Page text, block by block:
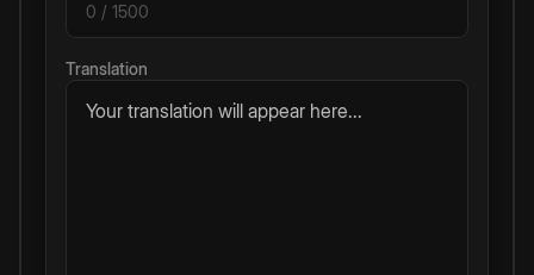
0 / 1500
Translation
Your translation will appear here...